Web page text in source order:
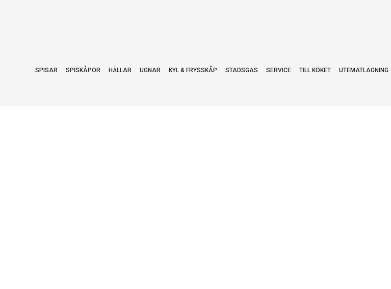
SPISAR SPISKÅPOR HÄLLAR UGNAR KYL & FRYSSKÅP STADSGAS SERVICE TILL KÖKET UTEMATLAGNING